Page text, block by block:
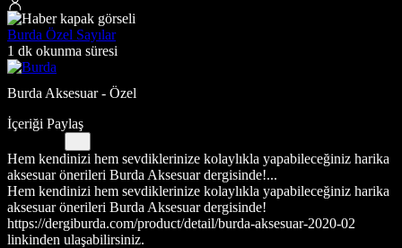
Burda Özel Sayılar
1 dk okunma süresi
Burda Aksesuar - Özel
İçeriği Paylaş
Hem kendinizi hem sevdiklerinize kolaylıkla yapabileceğiniz harika
aksesuar önerileri Burda Aksesuar dergisinde!...
Hem kendinizi hem sevdiklerinize kolaylıkla yapabileceğiniz harika
aksesuar önerileri Burda Aksesuar dergisinde!
https://dergiburda.com/product/detail/burda-aksesuar-2020-02
linkinden ulaşabilirsiniz.